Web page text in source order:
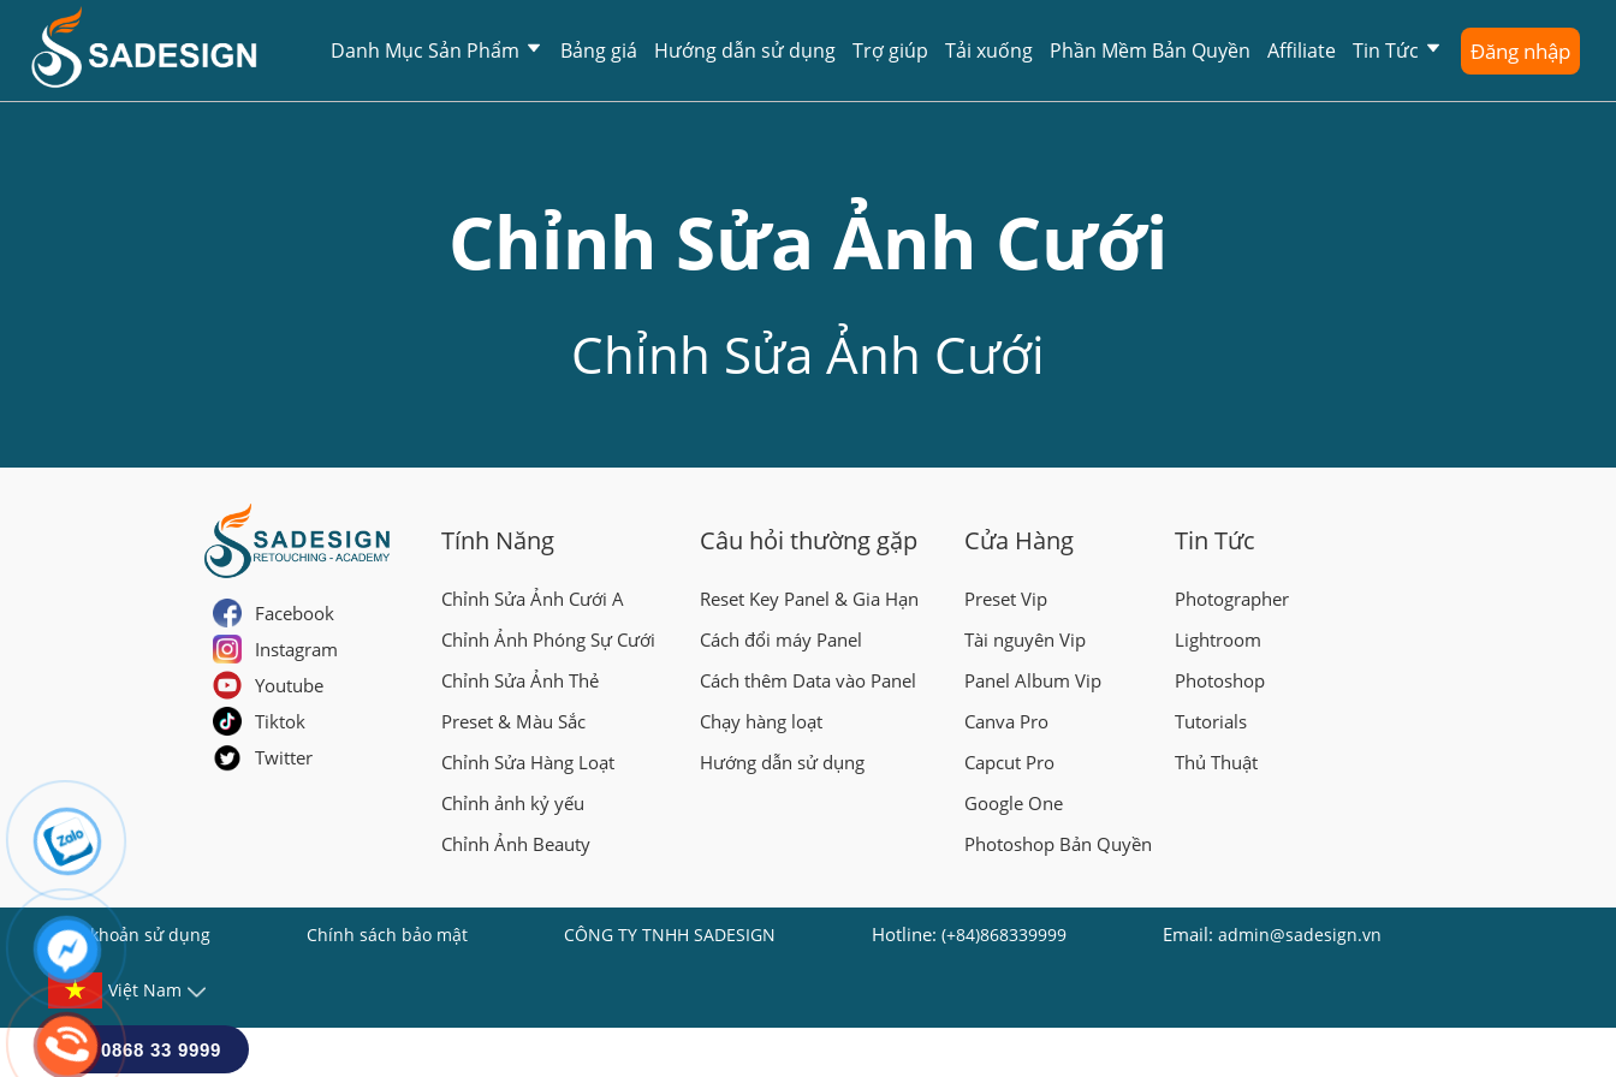
Đăng nhập
Danh Mục Sản Phẩm Bảng giá Hướng dẫn sử dụng Trợ giúp Tải xuống Phần Mềm Bản Quyền Affiliate Tin Tức
Chỉnh Sửa Ảnh Cưới
Chỉnh Sửa Ảnh Cưới
Facebook
Instagram
Youtube
Tiktok
Twitter
Tính Năng
Chỉnh Sửa Ảnh Cưới A
Chỉnh Ảnh Phóng Sự Cưới
Chỉnh Sửa Ảnh Thẻ
Preset & Màu Sắc
Chỉnh Sửa Hàng Loạt
Chỉnh ảnh kỷ yếu
Chỉnh Ảnh Beauty
Câu hỏi thường gặp
Reset Key Panel & Gia Hạn
Cách đổi máy Panel
Cách thêm Data vào Panel
Chạy hàng loạt
Hướng dẫn sử dụng
Cửa Hàng
Preset Vip
Tài nguyên Vip
Panel Album Vip
Canva Pro
Capcut Pro
Google One
Photoshop Bản Quyền
Tin Tức
Photographer
Lightroom
Photoshop
Tutorials
Thủ Thuật
Điều khoản sử dụng Chính sách bảo mật CÔNG TY TNHH SADESIGN Hotline: (+84)868339999 Email: admin@sadesign.vn
Việt Nam
0868 33 9999